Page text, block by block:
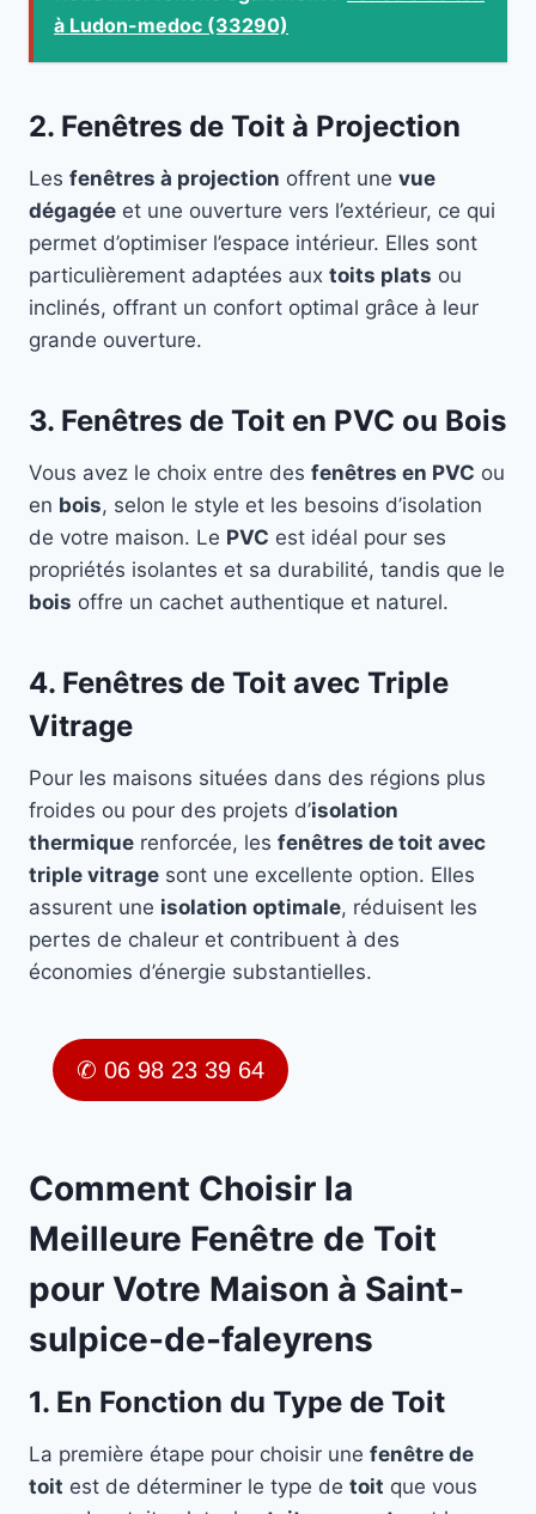
à Ludon-medoc (33290)
2. Fenêtres de Toit à Projection
Les fenêtres à projection offrent une vue
dégagée et une ouverture vers l’extérieur, ce qui
permet d’optimiser l’espace intérieur. Elles sont
particulièrement adaptées aux toits plats ou
inclinés, offrant un confort optimal grâce à leur
grande ouverture.
3. Fenêtres de Toit en PVC ou Bois
Vous avez le choix entre des fenêtres en PVC ou
en bois, selon le style et les besoins d’isolation
de votre maison. Le PVC est idéal pour ses
propriétés isolantes et sa durabilité, tandis que le
bois offre un cachet authentique et naturel.
4. Fenêtres de Toit avec Triple
Vitrage
Pour les maisons situées dans des régions plus
froides ou pour des projets d’isolation
thermique renforcée, les fenêtres de toit avec
triple vitrage sont une excellente option. Elles
assurent une isolation optimale, réduisent les
pertes de chaleur et contribuent à des
économies d’énergie substantielles.
✆ 06 98 23 39 64
Comment Choisir la
Meilleure Fenêtre de Toit
pour Votre Maison à Saint-
sulpice-de-faleyrens
1. En Fonction du Type de Toit
La première étape pour choisir une fenêtre de
toit est de déterminer le type de toit que vous